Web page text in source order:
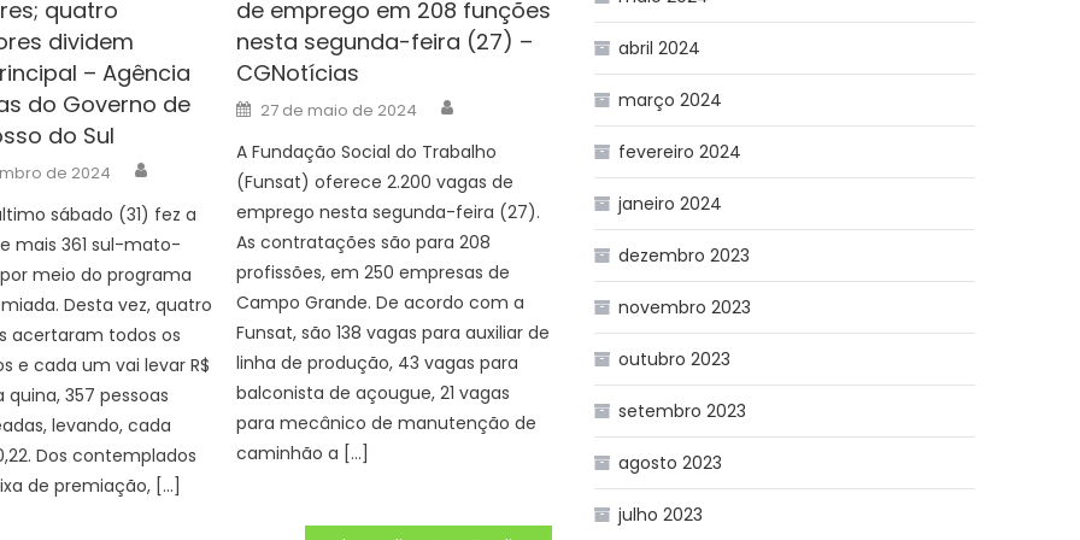
quatro
dividem
– Agência
do Governo de
do Sul
de 2024
sábado (31) fez a
mais 361 sul-mato-
meio do programa
Desta vez, quatro
acertaram todos os
e cada um vai levar R$
quina, 357 pessoas
levando, cada
Dos contemplados
de premiação, […]
de emprego em 208 funções
nesta segunda-feira (27) –
CGNotícias
Posted
on
27 de maio de 2024
A Fundação Social do Trabalho
(Funsat) oferece 2.200 vagas de
emprego nesta segunda-feira (27).
As contratações são para 208
profissões, em 250 empresas de
Campo Grande. De acordo com a
Funsat, são 138 vagas para auxiliar de
linha de produção, 43 vagas para
balconista de açougue, 21 vagas
para mecânico de manutenção de
caminhão a […]
abril 2024
março 2024
fevereiro 2024
janeiro 2024
dezembro 2023
novembro 2023
outubro 2023
setembro 2023
agosto 2023
julho 2023